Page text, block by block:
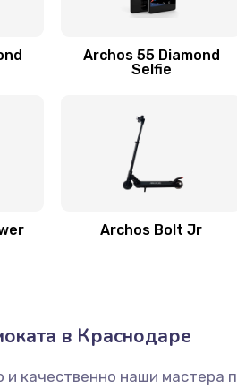
Archos 55 Diamond
Selfie
Archos Bolt Jr
в Краснодаре
и качественно наши мастера